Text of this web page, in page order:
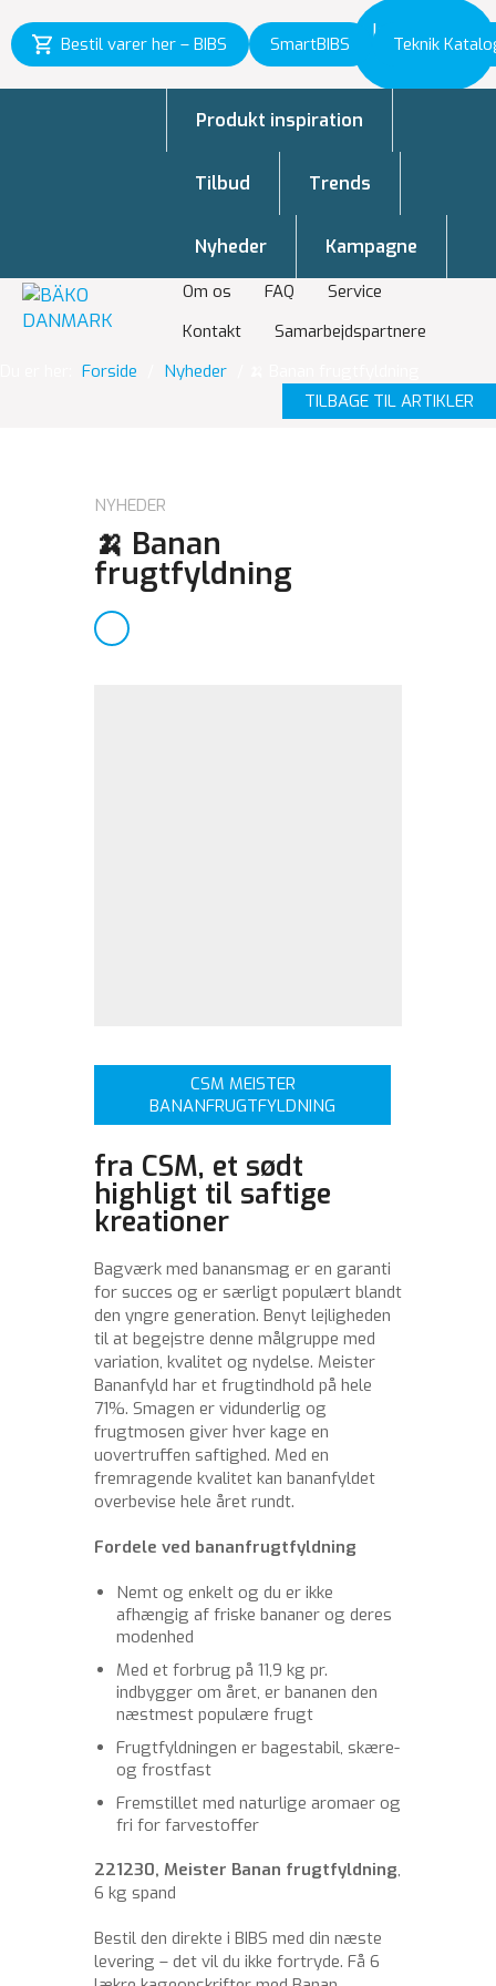
Bestil varer her – BIBS SmartBIBS Teknik
Inspiration
til vækst
Om os FAQ
Service
Kontakt
Samarbejdspartnere
Produkt inspiration
Tilbud Trends
Nyheder Kampagne
Forside Nyheder
TILBAGE TIL ARTIKLER
NYHEDER
🍌 Banan
frugtfyldning
CSM MEISTER
BANANFRUGTFYLDNING
fra CSM, et sødt
highligt til saftige
kreationer
Bagværk med banansmag er en garanti
for succes og er særligt populært blandt
den yngre generation. Benyt lejligheden
til at begejstre denne målgruppe med
variation, kvalitet og nydelse. Meister
Bananfyld har et frugtindhold på hele
71%. Smagen er vidunderlig og
frugtmosen giver hver kage en
uovertruffen saftighed. Med en
fremragende kvalitet kan bananfyldet
overbevise hele året rundt.
Fordele ved bananfrugtfyldning
Nemt og enkelt og du er ikke
afhængig af friske bananer og deres
modenhed
Med et forbrug på 11,9 kg pr.
indbygger om året, er bananen den
næstmest populære frugt
Frugtfyldningen er bagestabil, skære-
og frostfast
Fremstillet med naturlige aromaer og
fri for farvestoffer
221230, Meister Banan frugtfyldning,
6 kg spand
Bestil den direkte i BIBS med din næste
levering – det vil du ikke fortryde. Få 6